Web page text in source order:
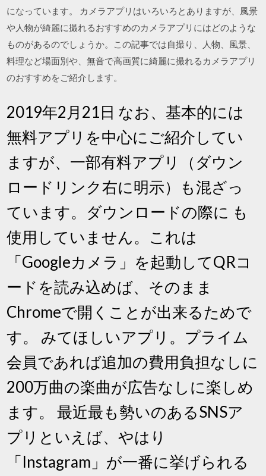
になっています。 カメラアプリはいろいろとありますが、風景
や人物が綺麗に撮れるおすすめのカメラアプリにはどのような
ものがあるのでしょうか。この記事では自撮り、人物、風景、
料理など場面別や、無音で高画質に綺麗に撮れるカメラアプリ
のおすすめをご紹介します。
2019年2月21日 なお、基本的には
無料アプリを中心にご紹介してい
ますが、一部有料アプリ（ダウン
ロードリンク右に明示）も混ざっ
ています。ダウンロードの際に も
使用していません。これは
「Googleカメラ」を起動してQRコ
ードを読み込めば、そのまま
Chromeで開くことが出来るためで
す。 みてほしいアプリ。プライム
会員であれば追加の費用負担なしに
200万曲の楽曲が広告なしに楽しめ
ます。 最近最も勢いのあるSNSア
プリといえば、やはり
「Instagram」が一番に挙げられる